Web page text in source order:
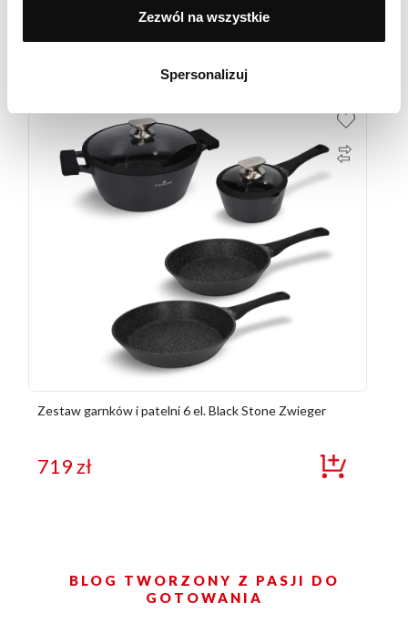
Zezwól na wszystkie
Spersonalizuj
799zł
Zestaw garnków i patelni 6 el. Black Stone Zwieger
719zł
BLOG TWORZONY Z PASJI DO
GOTOWANIA